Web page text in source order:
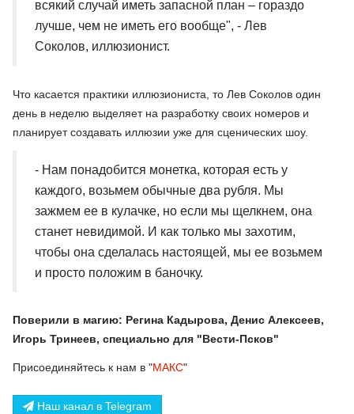
всякий случай иметь запасной план – гораздо
лучше, чем не иметь его вообще", - Лев
Соколов, иллюзионист.
Что касается практики иллюзиониста, то Лев Соколов один
день в неделю выделяет на разработку своих номеров и
планирует создавать иллюзии уже для сценических шоу.
- Нам понадобится монетка, которая есть у
каждого, возьмем обычные два рубля. Мы
зажмем ее в кулачке, но если мы щелкнем, она
станет невидимой. И как только мы захотим,
чтобы она сделалась настоящей, мы ее возьмем
и просто положим в баночку.
Поверили в магию: Регина Кадырова, Денис Алексеев,
Игорь Тринеев, специально для "Вести-Псков"
Присоединяйтесь к нам в "МАКС"
Наш канал в Telegram